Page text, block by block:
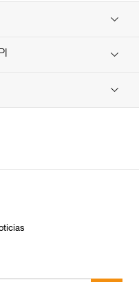
procedure_ES